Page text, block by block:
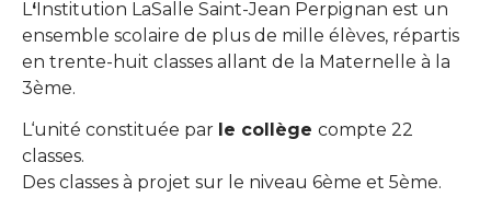
L‘Institution LaSalle Saint-Jean Perpignan est un
ensemble scolaire de plus de mille élèves, répartis
en trente-huit classes allant de la Maternelle à la
3ème.
L‘unité constituée par le collège compte 22
classes.
Des classes à projet sur le niveau 6ème et 5ème.